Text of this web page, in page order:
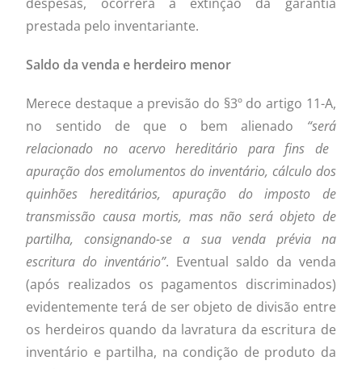
prestada pelo inventariante.
Saldo da venda e herdeiro menor
Merece destaque a previsão do §3º do artigo 11-A,
no sentido de que o bem alienado “será
relacionado no acervo hereditário para fins de
apuração dos emolumentos do inventário, cálculo dos
quinhões hereditários, apuração do imposto de
transmissão causa mortis, mas não seráobjeto de
partilha, consignando-se a sua venda prévia na
escritura do inventário”. Eventual saldo da venda
(após realizados os pagamentos discriminados)
evidentemente terá de ser objeto de divisão entre
os herdeiros quando da lavratura da escritura de
inventário e partilha, na condição de produto da